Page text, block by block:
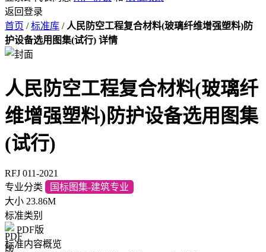
返回登录
首页 / 标准库 / 人民防空工程复合材料(玻璃纤维增强塑料)防
护设备选用图集(试行) 详情
人民防空工程复合材料(玻璃纤
维增强塑料)防护设备选用图集
(试行)
RFJ 011-2021
专业分类
国标图集-建筑专业
大小 23.86M
标准类别
PDF版
标准内容概览